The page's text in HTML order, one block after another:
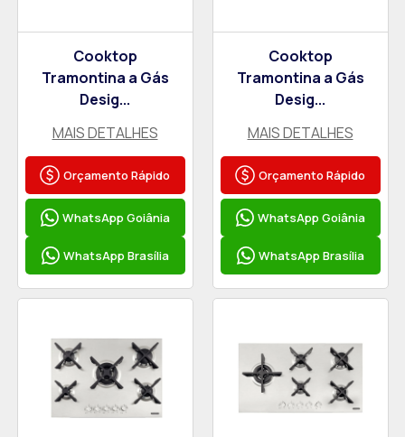
Cooktop
Tramontina a Gás
Desig...
MAIS DETALHES
Orçamento Rápido
WhatsApp Goiânia
WhatsApp Brasília
Cooktop
Tramontina a Gás
Desig...
MAIS DETALHES
Orçamento Rápido
WhatsApp Goiânia
WhatsApp Brasília